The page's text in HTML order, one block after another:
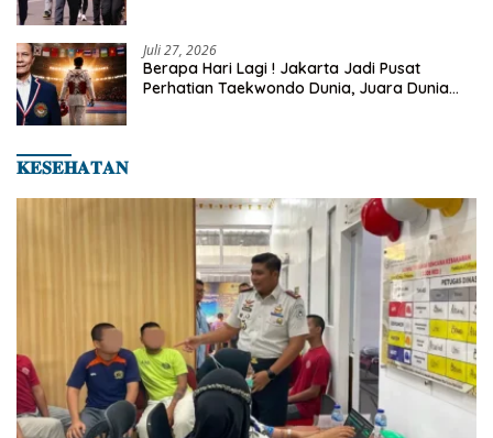
Juli 27, 2026
Berapa Hari Lagi ! Jakarta Jadi Pusat
Perhatian Taekwondo Dunia, Juara Dunia
𝐊𝐄𝐒𝐄𝐇𝐀𝐓𝐀𝐍